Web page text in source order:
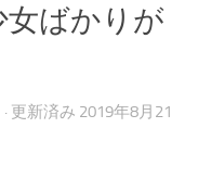
ばかりが
· 更新済み 2019年8月21